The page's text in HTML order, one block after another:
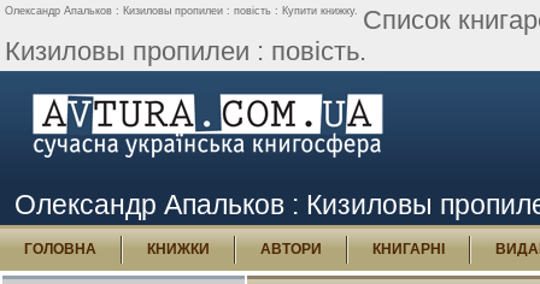
Олександр Апальков : Кизиловы пропилеи : повість : Купити книжку. Список
Кизиловы пропилеи : повість.
Олександр Апальков : Кизиловы
ГОЛОВНА КНИЖКИ АВТОРИ КНИГАРНІ